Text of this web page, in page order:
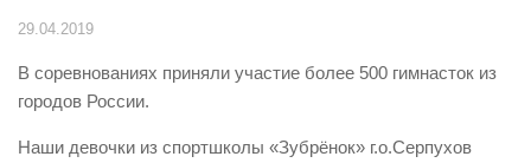
29.04.2019
В соревнованиях приняли участие более 500 гимнасток из
городов России.
Наши девочки из спортшколы «Зубрёнок» г.о.Серпухов